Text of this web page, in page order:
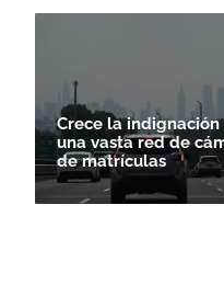
Crece la indignación
una vasta red de
de matrículas